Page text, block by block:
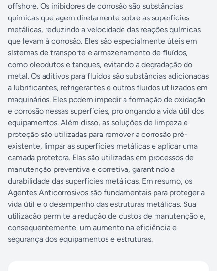
offshore. Os inibidores de corrosão são substâncias
químicas que agem diretamente sobre as superfícies
metálicas, reduzindo a velocidade das reações químicas
que levam à corrosão. Eles são especialmente úteis em
sistemas de transporte e armazenamento de fluídos,
como oleodutos e tanques, evitando a degradação do
metal. Os aditivos para fluidos são substâncias adicionadas
a lubrificantes, refrigerantes e outros fluidos utilizados em
maquinários. Eles podem impedir a formação de oxidação
e corrosão nessas superfícies, prolongando a vida útil dos
equipamentos. Além disso, as soluções de limpeza e
proteção são utilizadas para remover a corrosão pré-
existente, limpar as superfícies metálicas e aplicar uma
camada protetora. Elas são utilizadas em processos de
manutenção preventiva e corretiva, garantindo a
durabilidade das superfícies metálicas. Em resumo, os
Agentes Anticorrosivos são fundamentais para proteger a
vida útil e o desempenho das estruturas metálicas. Sua
utilização permite a redução de custos de manutenção e,
consequentemente, um aumento na eficiência e
segurança dos equipamentos e estruturas.